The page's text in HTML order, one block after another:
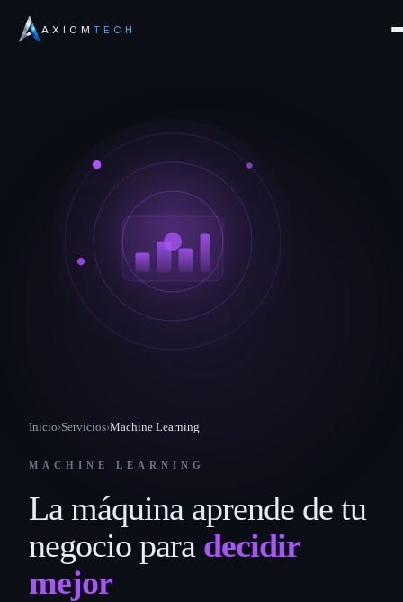
AXIOM TECH
Inicio›Servicios›Machine Learning
MACHINE LEARNING
La máquina aprende de tu
negocio para decidir
mejor